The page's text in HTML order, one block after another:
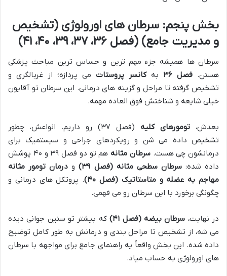
بخش پنجم: سرطان های اورولوژی (تشخیص
و مدیریت جامع) (فصل ۳۶، ۳۷، ۳۹، ۴۰، ۴۱)
سرطان ها همیشه جزء مهم ترین و حساس ترین مباحث پزشکی
هستن. فصل ۳۶ بهکانسر پروستات می پردازه؛ از غربالگری و
تشخیص گرفته تا مراحل و گزینه های درمانی. این سرطان تو آقایون
خیلی شایعه و شناختش فوق العاده مهمه.
بعدش، تومورهای کلیه
(فصل ۳۷) رو داریم. انواعش، چطور
تشخیص داده می شن و رویکردهای جراحی و سیستمیک برای
درمانشون چی هست.سرطان مثانه
هم تو دو فصل ۳۹ و ۴۰ پوشش
داده شده:سرطان سطحی مثانه (فصل ۳۹) و درمان تومور مثانه
مهاجم به عضله و متاستاتیک (فصل ۴۰)
. پروتکل های درمانی و
چگونگی برخورد با این سرطان رو می فهمی.
در نهایت، سرطان بیضه (فصل ۴۱)
که بیشتر تو سنین جوانی دیده
می شه، از تشخیص تا مراحل بندی و درمانش به طور کامل توضیح
داده شده. این بخش واقعاً یه راهنمای جامع برای مواجهه با سرطان
های اورولوژی به حساب میاد.